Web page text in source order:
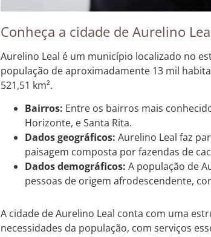
Conheça a cidade de Aurelino
Aurelino Leal é um município localizado no
população de aproximadamente 13 mil
521,51 km².
Bairros: Entre os bairros mais
Horizonte, e Santa Rita.
Dados geográficos: Aurelino Leal faz
paisagem composta por fazendas de
Dados demográficos: A população de
pessoas de origem afrodescendente,
A cidade de Aurelino Leal conta com uma
necessidades da população, com serviços